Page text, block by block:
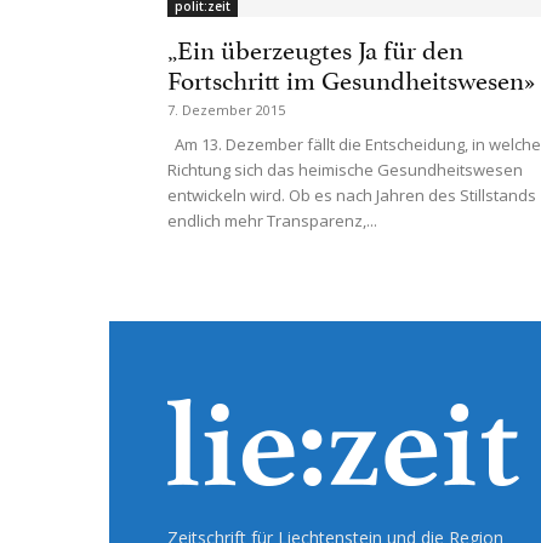
polit:zeit
„Ein überzeugtes Ja für den
Fortschritt im Gesundheitswesen»
7. Dezember 2015
Am 13. Dezember fällt die Entscheidung, in welche
Richtung sich das heimische Gesundheitswesen
entwickeln wird. Ob es nach Jahren des Stillstands
endlich mehr Transparenz,...
Zeitschrift für Liechtenstein und die Region